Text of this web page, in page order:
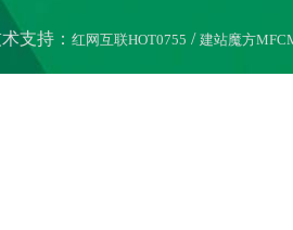
支持： 红网互联HOT0755 / 建站魔方